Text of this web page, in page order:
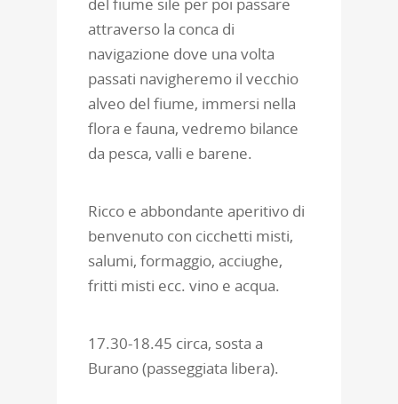
attraverso la conca di
navigazione dove una volta
passati navigheremo il vecchio
alveo del fiume, immersi nella
flora e fauna, vedremo bilance
da pesca, valli e barene.
Ricco e abbondante aperitivo di
benvenuto con cicchetti misti,
salumi, formaggio, acciughe,
fritti misti ecc. vino e acqua.
17.30-18.45 circa, sosta a
Burano (passeggiata libera).